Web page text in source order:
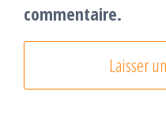
commentaire.